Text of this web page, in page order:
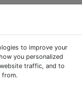
to improve your
you personalized
traffic, and to
from.